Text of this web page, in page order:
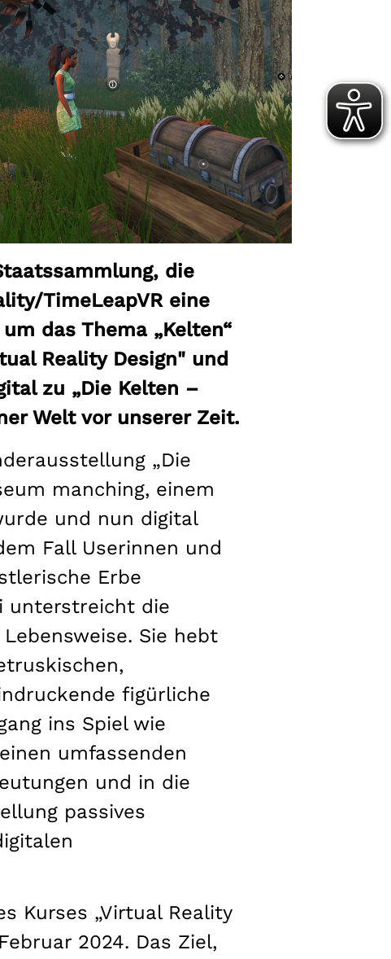
die
TimeLeapVR eine
das Thema „Kelten“
Reality Design" und
zu „Die Kelten –
Welt vor unserer Zeit.
„Die
manching, einem
und nun digital
Fall Userinnen und
Erbe
unterstreicht die
Sie hebt
figürliche
ins Spiel wie
umfassenden
und in die
passives
Kurses „Virtual Reality
2024. Das Ziel,